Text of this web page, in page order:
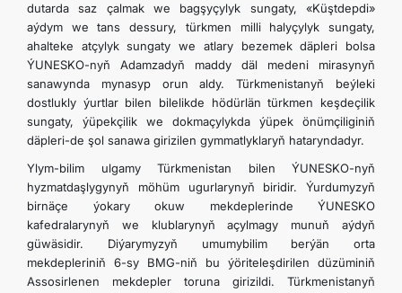
dutarda saz çalmak we bagşyçylyk sungaty, «Küştdepdi»
aýdym we tans dessury, türkmen milli halyçylyk sungaty,
ahalteke atçylyk sungaty we atlary bezemek däpleri bolsa
ÝUNESKO-nyň Adamzadyň maddy däl medeni mirasynyň
sanawynda mynasyp orun aldy. Türkmenistanyň beýleki
dostlukly ýurtlar bilen bilelikde hödürlän türkmen keşdeçilik
sungaty, ýüpekçilik we dokmaçylykda ýüpek önümçiliginiň
däpleri-de şol sanawa girizilen gymmatlyklaryň hataryndadyr.
Ylym-bilim ulgamy Türkmenistan bilen ÝUNESKO-nyň
hyzmatdaşlygynyň möhüm ugurlarynyň biridir. Ýurdumyzyň
birnäçe ýokary okuw mekdeplerinde ÝUNESKO
kafedralarynyň we klublarynyň açylmagy munuň aýdyň
güwäsidir. Diýarymyzyň umumybilim berýän orta
mekdepleriniň 6-sy BMG-niň bu ýöriteleşdirilen düzüminiň
Assosirlenen mekdepler toruna girizildi. Türkmenistanyň